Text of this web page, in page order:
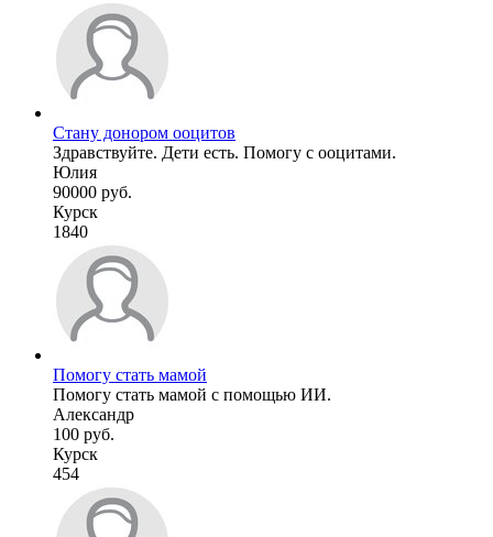
Стану донором ооцитов
Здравствуйте. Дети есть. Помогу с ооцитами.
Юлия
90000 руб.
Курск
1840
Помогу стать мамой
Помогу стать мамой с помощью ИИ.
Александр
100 руб.
Курск
454